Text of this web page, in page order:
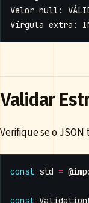
Validar
Verifique se o
const std =
const